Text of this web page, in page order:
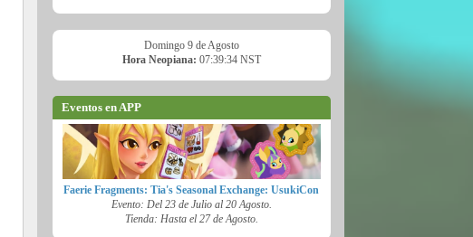
Domingo 9 de Agosto
Hora Neopiana: 07:39:35 NST
Eventos en APP
Faerie Fragments: Tia's Seasonal Exchange: UsukiCon
Evento: Del 23 de Julio al 20 Agosto.
Tienda: Hasta el 27 de Agosto.